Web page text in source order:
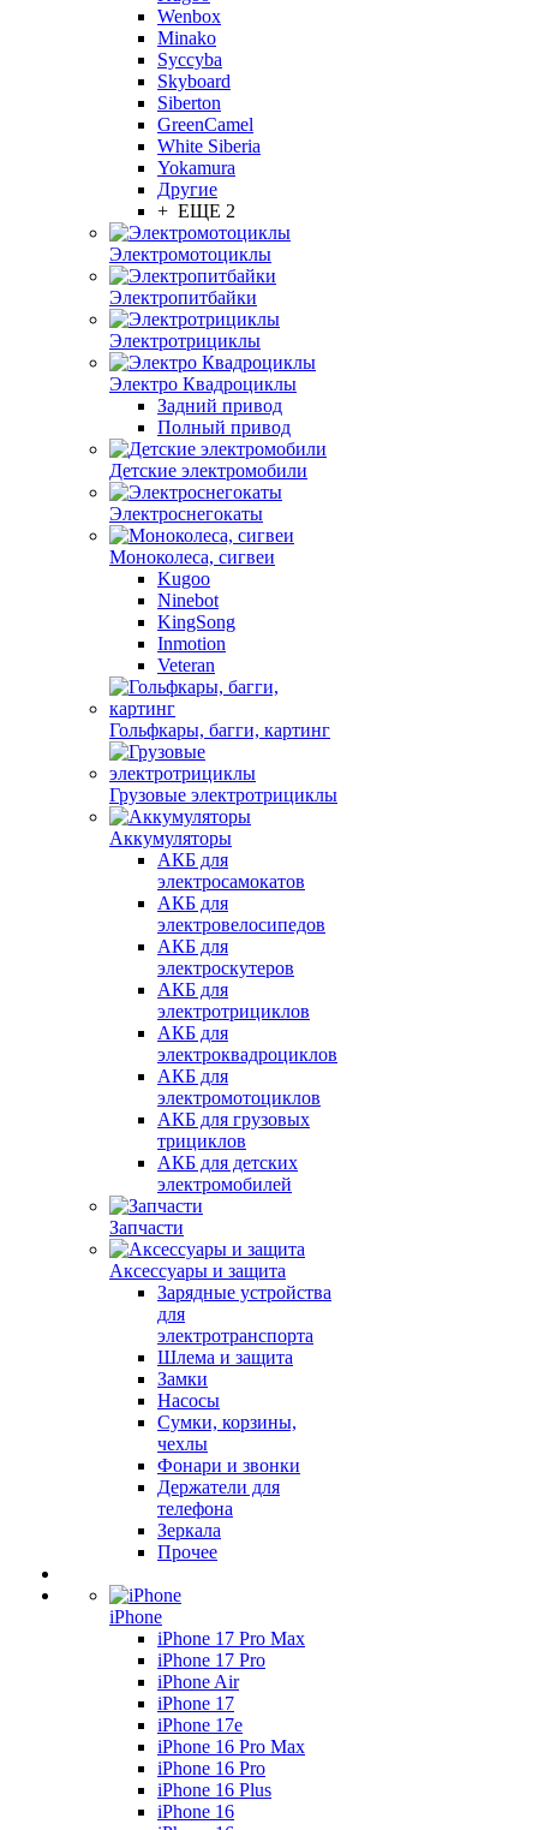
Wenbox
Minako
Syccyba
Skyboard
Siberton
GreenCamel
White Siberia
Yokamura
Другие
+ ЕЩЕ 2
Электромотоциклы
Электропитбайки
Электротрициклы
Электро Квадроциклы
Задний привод
Полный привод
Детские электромобили
Электроснегокаты
Моноколеса, сигвеи
Kugoo
Ninebot
KingSong
Inmotion
Veteran
Гольфкары, багги, картинг
Грузовые электротрициклы
Аккумуляторы
АКБ для
электросамокатов
АКБ для
электровелосипедов
АКБ для
электроскутеров
АКБ для
электротрициклов
АКБ для
электроквадроциклов
АКБ для
электромотоциклов
АКБ для грузовых
трициклов
АКБ для детских
электромобилей
Запчасти
Аксессуары и защита
Зарядные устройства
для
электротранспорта
Шлема и защита
Замки
Насосы
Сумки, корзины,
чехлы
Фонари и звонки
Держатели для
телефона
Зеркала
Прочее
iPhone
iPhone 17 Pro Max
iPhone 17 Pro
iPhone Air
iPhone 17
iPhone 17e
iPhone 16 Pro Max
iPhone 16 Pro
iPhone 16 Plus
iPhone 16